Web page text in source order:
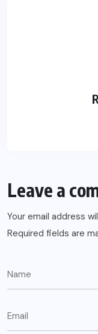
Leave a
Your email address
Required fields are